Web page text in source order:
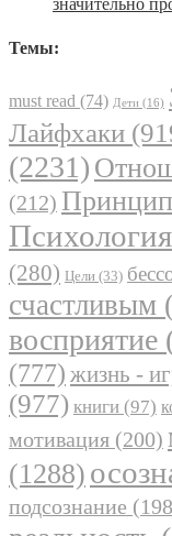
значительно
Темы:
must read (74) Дети (16)
Лайфхаки
(2231)
(212)
Психология
(280) Цели (33)
счастливым
восприятие
(777) жизнь -
(977) книги (97)
мотивация (200)
(1288)
подсознание